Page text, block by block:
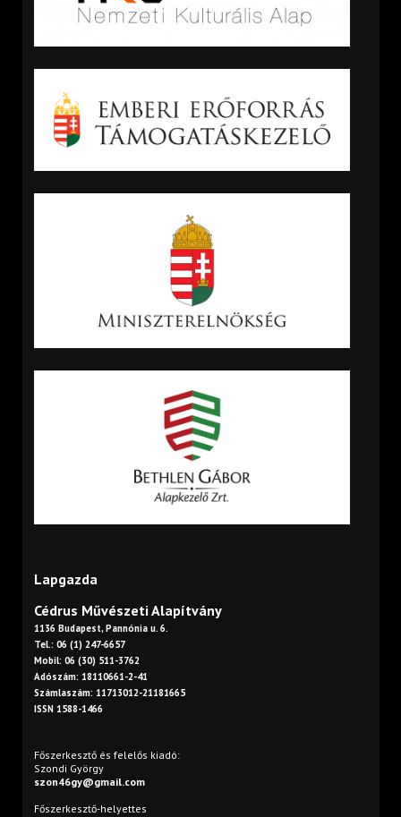
Lapgazda
Cédrus Művészeti Alapítvány
1136 Budapest, Pannónia u. 6.
Tel.: 06 (1) 247-6657
Mobil: 06 (30) 511-3762
Adószám: 18110661-2-41
Számlaszám: 11713012-21181665
ISSN 1588-1466
Főszerkesztő és felelős kiadó:
Szondi György
szon46gy@gmail.com
Főszerkesztő-helyettes